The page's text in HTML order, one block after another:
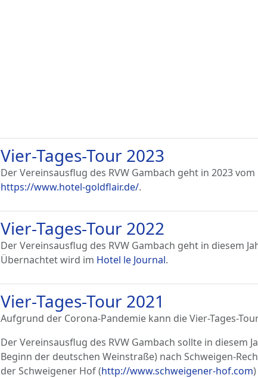
Vier-Tages-Tour 2023
Der Vereinsausflug des RVW Gambach geht in 2023
https://www.hotel-goldflair.de/.
Vier-Tages-Tour 2022
Der Vereinsausflug des RVW Gambach geht in diesem
Übernachtet wird im Hotel le Journal.
Vier-Tages-Tour 2021
Aufgrund der Corona-Pandemie kann die Vier-Tages-
Der Vereinsausflug des RVW Gambach sollte in diesem
Beginn der deutschen Weinstraße) nach Schweigen-
der Schweigener Hof (http://www.schweigener-hof.com